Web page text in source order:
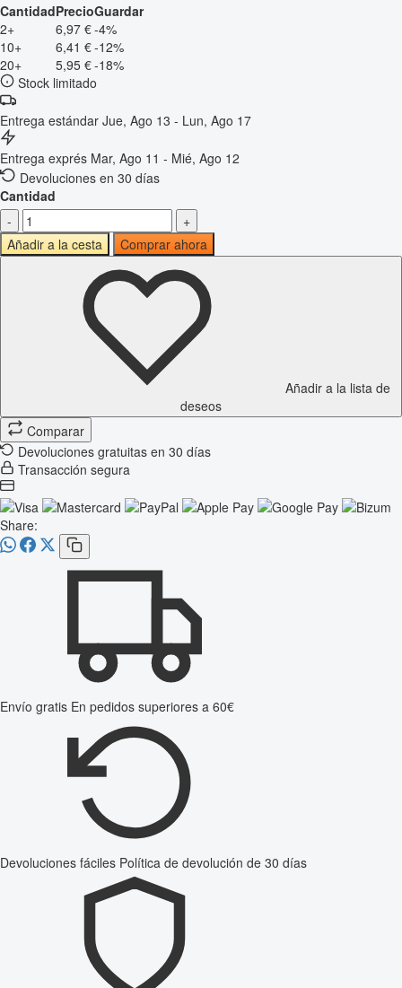
CantidadPrecioGuardar
2+
6,97 €-4%
10+
6,41 €-12%
20+
5,95 €-18%
Stock limitado
Entrega estándar Jue, Ago 13 - Lun, Ago 17
Entrega exprés Mar, Ago 11 - Mié, Ago 12
Devoluciones en 30 días
Cantidad
-
+
Añadir a la cesta
Comprar ahora
Añadir a la lista de
deseos
Comparar
Devoluciones gratuitas en 30 días
Transacción segura
Share:
Envío gratis En pedidos superiores a 60€
Devoluciones fáciles Política de devolución de 30 días